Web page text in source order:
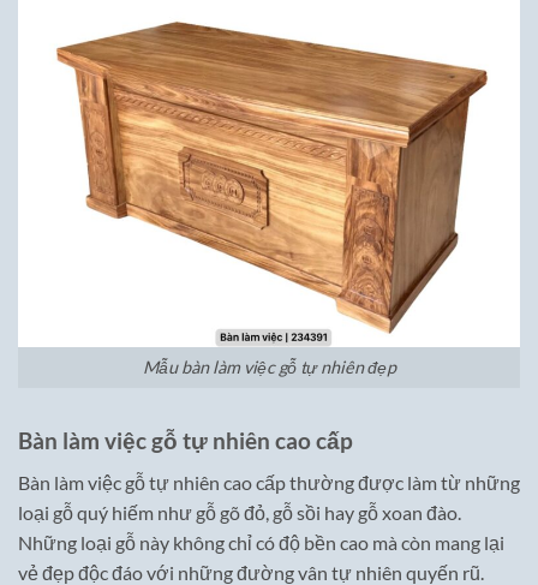
Mẫu bàn làm việc gỗ tự nhiên đẹp
Bàn làm việc gỗ tự nhiên cao cấp
Bàn làm việc gỗ tự nhiên cao cấp thường được làm từ những
loại gỗ quý hiếm như gỗ gõ đỏ, gỗ sồi hay gỗ xoan đào.
Những loại gỗ này không chỉ có độ bền cao mà còn mang lại
vẻ đẹp độc đáo với những đường vân tự nhiên quyến rũ.